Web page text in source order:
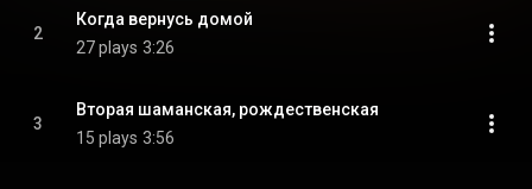
2
Когда вернусь домой
27 plays 3:26
3
Вторая шаманская, рождественская
15 plays 3:56